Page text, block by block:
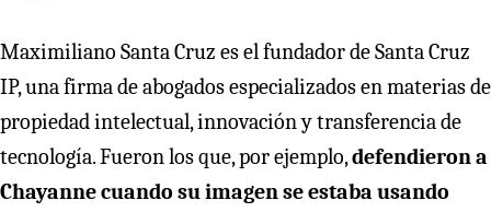
Maximiliano Santa Cruz es el fundador de Santa Cruz
IP, una firma de abogados especializados en materias de
propiedad intelectual, innovación y transferencia de
tecnología. Fueron los que, por ejemplo,defendieron a
Chayanne cuando su imagen se estaba usando